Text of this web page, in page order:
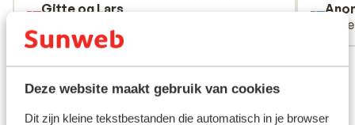
Deze website maakt gebruik van cookies
Dit zijn kleine tekstbestanden die automatisch in je browser
Gitte og Lars
Bekijk alle 24 ervaringen
Andere accommodaties in Zakynthos